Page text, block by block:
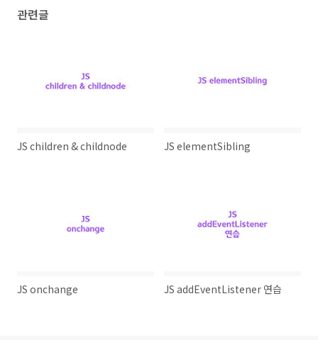
관련글
JS children & childnode JS elementSibling
JS onchange JS addEventListener 연습